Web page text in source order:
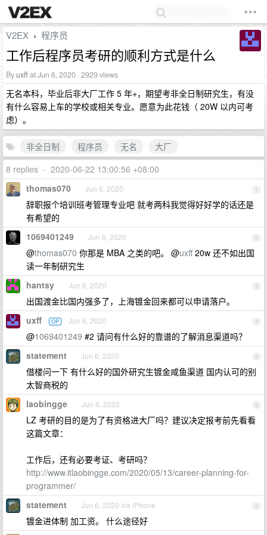
V2EX › 程序员
工作后程序员考研的顺利方式是什么
Byuxffat Jun 6, 2020 · 2929 views
无名本科，毕业后非大厂工作 5 年+，期望考非全日制研究生，有没
有什么容易上车的学校或相关专业。愿意为此花钱（ 20W 以内可考
虑）。
非全日制 程序员 无名
大厂
8 replies • 2020-06-22 13:00:56 +08:00
1
thomas070 Jun 6, 2020
辞职报个培训班考管理专业吧 就考两科我觉得好好学的话还是
有希望的
2
1069401249 Jun 6, 2020
@thomas070 你那是 MBA 之类的吧。 @uxff20w 还不如出国
读一年制研究生
3
hantsy Jun 6, 2020
出国渡金比国内强多了，上海镀金回来都可以申请落户。
4
uxff OP Jun 6, 2020
@1069401249 #2 请问有什么好的靠谱的了解消息渠道吗？
5
statement Jun 6, 2020
借楼问一下 有什么好的国外研究生镀金咸鱼渠道 国内认可的别
太智商税的
6
laobingge Jun 6, 2020
LZ 考研的目的是为了有资格进大厂吗？建议决定报考前先看看
这篇文章：
工作后，还有必要考证、考研吗？
http://www.itlaobingge.com/2020/05/13/career-planning-for-
programmer/
7
statement Jun 6, 2020 via iPhone
镀金进体制 加工资。 什么途径好